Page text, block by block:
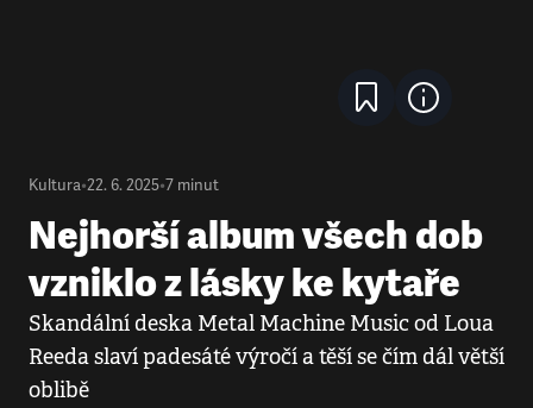
Kultura•22. 6. 2025•7 minut
Nejhorší album všech dob
vzniklo z lásky ke kytaře
Skandální deska Metal Machine Music od Loua
Reeda slaví padesáté výročí a těší se čím dál větší
oblibě